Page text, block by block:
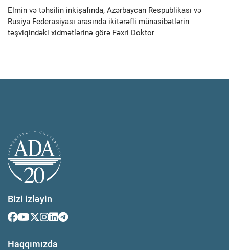
Elmin və təhsilin inkişafında, Azərbaycan Respublikası və
Rusiya Federasiyası arasında ikitərəfli münasibətlərin
təşviqindəki xidmətlərinə görə Fəxri Doktor
Bizi izləyin
Haqqımızda